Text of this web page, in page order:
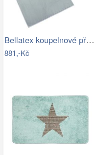
Bellatex koupelnové předložky BANYGOLD…
881,-Kč